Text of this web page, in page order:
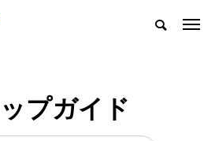
プガイド